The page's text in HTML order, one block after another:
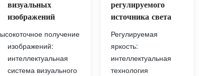
визуальных
изображений
получение
изображений:
интеллектуальная
система визуального
регулируемого
источника света
Регулируемая
яркость:
интеллектуальная
технология